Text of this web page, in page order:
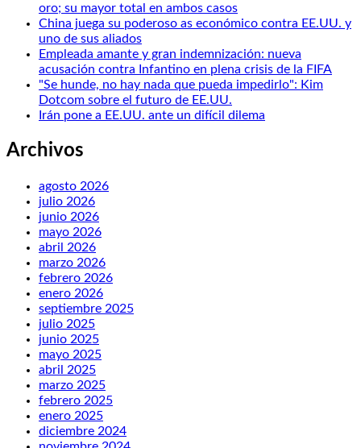
oro; su mayor total en ambos casos
China juega su poderoso as económico contra EE.UU. y
uno de sus aliados
Empleada amante y gran indemnización: nueva
acusación contra Infantino en plena crisis de la FIFA
"Se hunde, no hay nada que pueda impedirlo": Kim
Dotcom sobre el futuro de EE.UU.
Irán pone a EE.UU. ante un difícil dilema
Archivos
agosto 2026
julio 2026
junio 2026
mayo 2026
abril 2026
marzo 2026
febrero 2026
enero 2026
septiembre 2025
julio 2025
junio 2025
mayo 2025
abril 2025
marzo 2025
febrero 2025
enero 2025
diciembre 2024